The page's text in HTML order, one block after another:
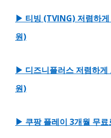
▶ 티빙 (TVING) 저렴하
원)
▶ 디즈니플러스 저렴하
원)
▶ 쿠팡 플레이 3개월 무